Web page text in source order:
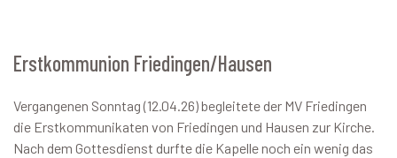
Erstkommunion Friedingen/Hausen
Vergangenen Sonntag (12.04.26) begleitete der MV Friedingen
die Erstkommunikaten von Friedingen und Hausen zur Kirche.
Nach dem Gottesdienst durfte die Kapelle noch ein wenig das